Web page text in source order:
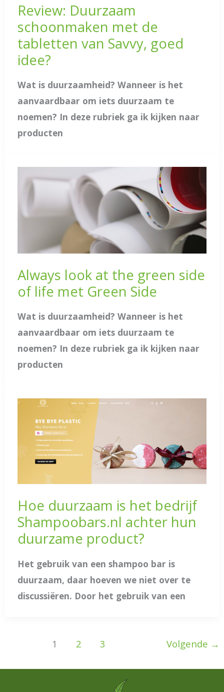
Review: Duurzaam
schoonmaken met de
tabletten van Savvy, goed
idee?
Wat is duurzaamheid? Wanneer is het
aanvaardbaar om iets duurzaam te
noemen? In deze rubriek ga ik kijken naar
producten
Always look at the green side
of life met Green Side
Wat is duurzaamheid? Wanneer is het
aanvaardbaar om iets duurzaam te
noemen? In deze rubriek ga ik kijken naar
producten
Hoe duurzaam is het bedrijf
Shampoobars.nl achter hun
duurzame product?
Het gebruik van een shampoo bar is
duurzaam, daar hoeven we niet over te
discussiëren. Door het gebruik van een
1 2 3 Volgende →